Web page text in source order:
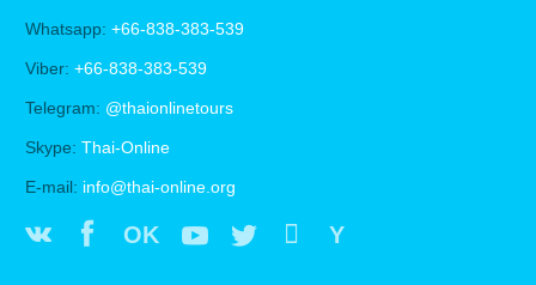
Whatsapp:+66-838-383-539
Viber:+66-838-383-539
Telegram: @thaionlinetours
Skype:Thai-Online
E-mail: info@thai-online.org
OK Y